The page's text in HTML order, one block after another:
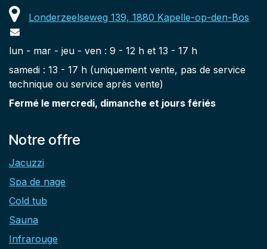
Londerzeelseweg 139, 1880 Kapelle-op-den-Bos
lun - mar - jeu - ven : 9 - 12 h et 13 - 17 h
samedi : 13 - 17 h (uniquement vente, pas de service
technique ou service après vente)
Fermé le mercredi, dimanche et jours fériés
Notre offre
Jacuzzi
Spa de nage
Cold tub
Sauna
Infrarouge